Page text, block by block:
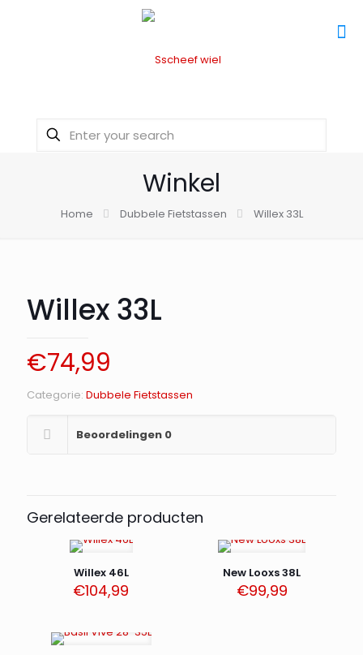
Winkel
Home Dubbele Fietstassen Willex 33L
Willex 33L
€74,99
Categorie: Dubbele Fietstassen
Beoordelingen 0
Gerelateerde producten
Willex 46L
€104,99
New Looxs 38L
€99,99